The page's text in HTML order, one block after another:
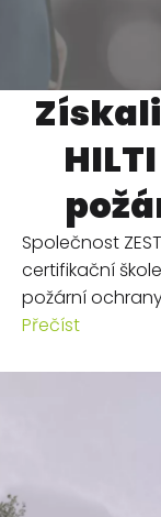
Společnost
certifikační
požární
Přečíst